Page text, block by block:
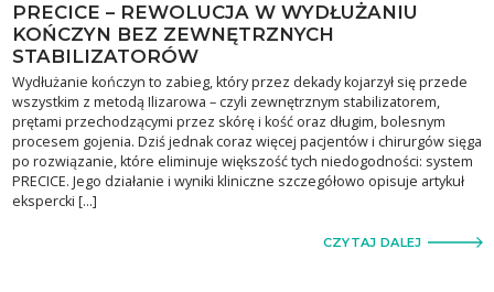
PRECICE – REWOLUCJA W WYDŁUŻANIU
KOŃCZYN BEZ ZEWNĘTRZNYCH
STABILIZATORÓW
Wydłużanie kończyn to zabieg, który przez dekady kojarzył się przede
wszystkim z metodą Ilizarowa – czyli zewnętrznym stabilizatorem,
prętami przechodzącymi przez skórę i kość oraz długim, bolesnym
procesem gojenia. Dziś jednak coraz więcej pacjentów i chirurgów sięga
po rozwiązanie, które eliminuje większość tych niedogodności: system
PRECICE. Jego działanie i wyniki kliniczne szczegółowo opisuje artykuł
ekspercki […]
CZYTAJ DALEJ